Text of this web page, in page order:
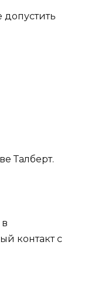
допустить
Талберт.
контакт с